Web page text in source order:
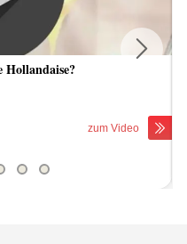
Hollandaise?
zum Video